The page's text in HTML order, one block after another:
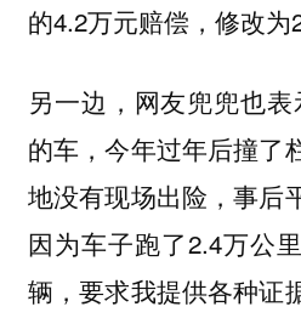
的4.2万元赔偿，修改为
另一边，网友兜兜也
的车，今年过年后撞了
地没有现场出险，事后
因为车子跑了2.4万公
辆，要求我提供各种证